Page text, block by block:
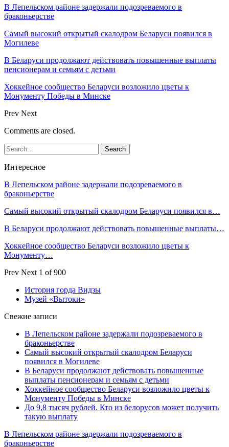
В Лепельском районе задержали подозреваемого в
браконьерстве
Самый высокий открытый скалодром Беларуси появился в
Могилеве
В Беларуси продолжают действовать повышенные выплаты
пенсионерам и семьям с детьми
Хоккейное сообщество Беларуси возложило цветы к
Монументу Победы в Минске
Prev Next
Comments are closed.
Интересное
В Лепельском районе задержали подозреваемого в
браконьерстве
Самый высокий открытый скалодром Беларуси появился в…
В Беларуси продолжают действовать повышенные выплаты…
Хоккейное сообщество Беларуси возложило цветы к
Монументу…
Prev Next 1 of 900
История горда Видзы
Музей «Вытоки»
Свежие записи
В Лепельском районе задержали подозреваемого в
браконьерстве
Самый высокий открытый скалодром Беларуси
появился в Могилеве
В Беларуси продолжают действовать повышенные
выплаты пенсионерам и семьям с детьми
Хоккейное сообщество Беларуси возложило цветы к
Монументу Победы в Минске
До 9,8 тысяч рублей. Кто из белорусов может получить
такую выплату
В Лепельском районе задержали подозреваемого в
браконьерстве